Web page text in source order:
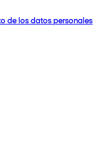
de los datos personales